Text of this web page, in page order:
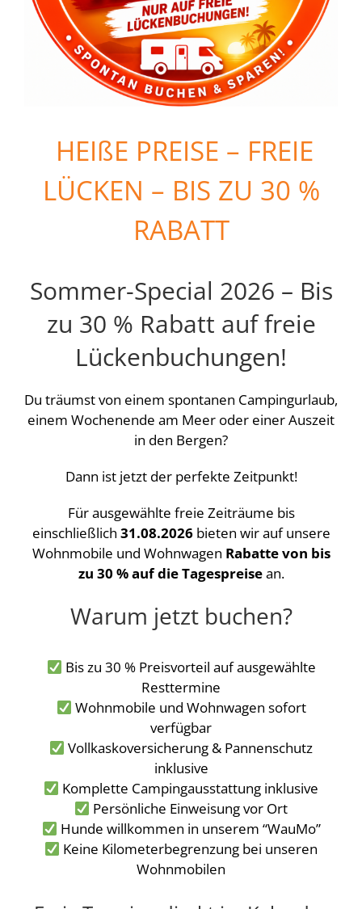
HEIßE PREISE – FREIE
LÜCKEN – BIS ZU 30 %
RABATT
Sommer-Special 2026 – Bis
zu 30 % Rabatt auf freie
Lückenbuchungen!
Du träumst von einem spontanen Campingurlaub,
einem Wochenende am Meer oder einer Auszeit
in den Bergen?
Dann ist jetzt der perfekte Zeitpunkt!
Für ausgewählte freie Zeiträume bis
einschließlich 31.08.2026bieten wir auf unsere
Wohnmobile und Wohnwagen Rabatte von bis
zu 30 % auf die Tagespreisean.
Warum jetzt buchen?
Bis zu 30 % Preisvorteil auf ausgewählte
Resttermine
Wohnmobile und Wohnwagen sofort
verfügbar
Vollkaskoversicherung & Pannenschutz
inklusive
Komplette Campingausstattung inklusive
Persönliche Einweisung vor Ort
Hunde willkommen in unserem “WauMo”
Keine Kilometerbegrenzung bei unseren
Wohnmobilen